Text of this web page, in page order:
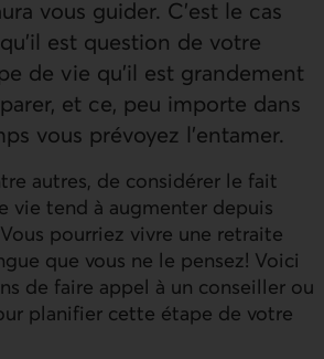
vous guider. C’est le cas
est question de votre
de vie qu’il est grandement
et ce, peu importe dans
vous prévoyez l’entamer.
autres, de considérer le fait
vie tend à augmenter depuis
pourriez vivre une retraite
que vous ne le pensez! Voici
de faire appel à un conseiller ou
planifier cette étape de votre